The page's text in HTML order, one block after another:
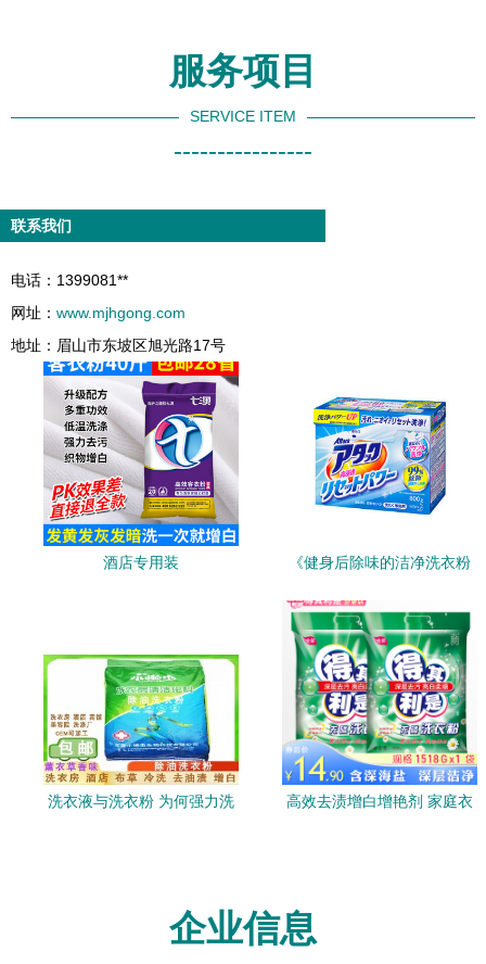
服务项目
SERVICE ITEM
----------------
联系我们
电话：1399081**
网址： www.mjhgong.com
地址：眉山市东坡区旭光路17号
酒店专用装
《健身后除味的洁净洗衣粉
南》
洗衣液与洗衣粉 为何强力洗
高效去渍增白增艳剂 家庭衣
企业信息